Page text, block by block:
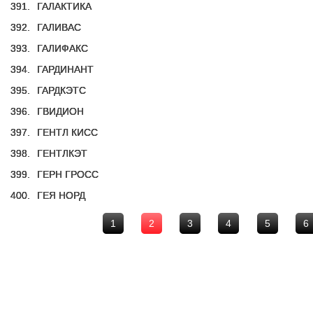
391.
ГАЛАКТИКА
392.
ГАЛИВАС
393.
ГАЛИФАКС
394.
ГАРДИНАНТ
395.
ГАРДКЭТС
396.
ГВИДИОН
397.
ГЕНТЛ КИСС
398.
ГЕНТЛКЭТ
399.
ГЕРН ГРОСС
400.
ГЕЯ НОРД
1 2 3 4 5 6